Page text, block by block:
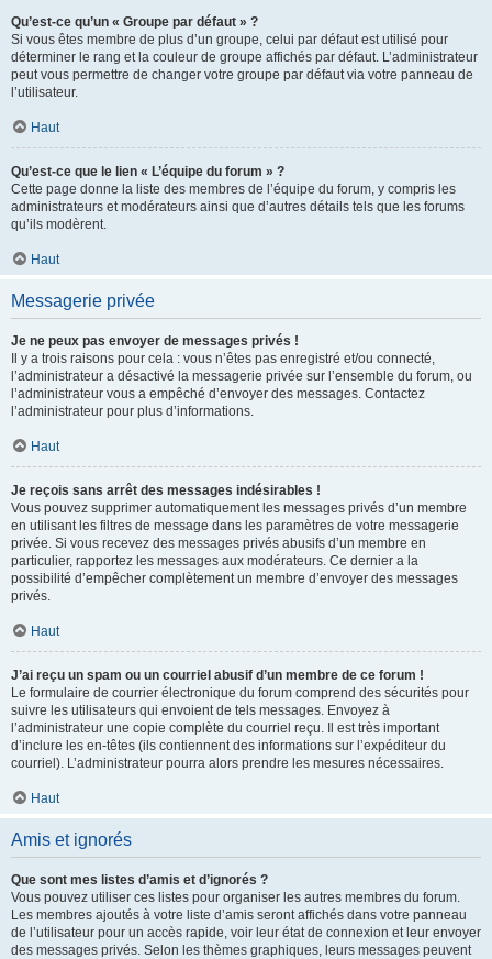
Qu’est-ce qu’un « Groupe par défaut » ?
Si vous êtes membre de plus d’un groupe, celui par défaut est utilisé pour
déterminer le rang et la couleur de groupe affichés par défaut. L’administrateur
peut vous permettre de changer votre groupe par défaut via votre panneau de
l’utilisateur.
Haut
Qu’est-ce que le lien « L’équipe du forum » ?
Cette page donne la liste des membres de l’équipe du forum, y compris les
administrateurs et modérateurs ainsi que d’autres détails tels que les forums
qu’ils modèrent.
Haut
Messagerie privée
Je ne peux pas envoyer de messages privés !
Il y a trois raisons pour cela : vous n’êtes pas enregistré et/ou connecté,
l’administrateur a désactivé la messagerie privée sur l’ensemble du forum, ou
l’administrateur vous a empêché d’envoyer des messages. Contactez
l’administrateur pour plus d’informations.
Haut
Je reçois sans arrêt des messages indésirables !
Vous pouvez supprimer automatiquement les messages privés d’un membre
en utilisant les filtres de message dans les paramètres de votre messagerie
privée. Si vous recevez des messages privés abusifs d’un membre en
particulier, rapportez les messages aux modérateurs. Ce dernier a la
possibilité d’empêcher complètement un membre d’envoyer des messages
privés.
Haut
J’ai reçu un spam ou un courriel abusif d’un membre de ce forum !
Le formulaire de courrier électronique du forum comprend des sécurités pour
suivre les utilisateurs qui envoient de tels messages. Envoyez à
l’administrateur une copie complète du courriel reçu. Il est très important
d’inclure les en-têtes (ils contiennent des informations sur l’expéditeur du
courriel). L’administrateur pourra alors prendre les mesures nécessaires.
Haut
Amis et ignorés
Que sont mes listes d’amis et d’ignorés ?
Vous pouvez utiliser ces listes pour organiser les autres membres du forum.
Les membres ajoutés à votre liste d’amis seront affichés dans votre panneau
de l’utilisateur pour un accès rapide, voir leur état de connexion et leur envoyer
des messages privés. Selon les thèmes graphiques, leurs messages peuvent